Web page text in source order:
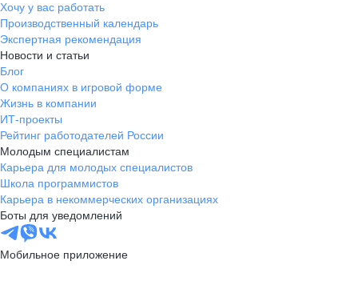
Хочу у вас работать
Производственный календарь
Экспертная рекомендация
Новости и статьи
Блог
О компаниях в игровой форме
Жизнь в компании
ИТ-проекты
Рейтинг работодателей России
Молодым специалистам
Карьера для молодых специалистов
Школа программистов
Карьера в некоммерческих организациях
Боты для уведомлений
Мобильное приложение